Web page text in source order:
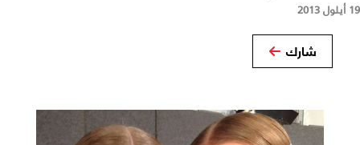
19 أيلول 2013
شارك